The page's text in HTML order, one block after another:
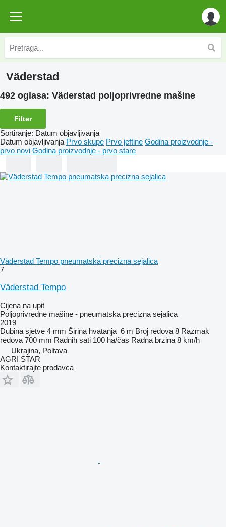
Väderstad
492 oglasa: Väderstad poljoprivredne mašine
Filter
Sortiranje: Datum objavljivanja
Datum objavljivanja Prvo skupe Prvo jeftine Godina proizvodnje -
prvo novi Godina proizvodnje - prvo stare
Väderstad Tempo pneumatska precizna sejalica
7
Väderstad Tempo
Cijena na upit
Poljoprivredne mašine - pneumatska precizna sejalica
2019
Dubina sjetve 4 mm Širina hvatanja 6 m Broj redova 8 Razmak
redova 700 mm Radnih sati 100 ha/čas Radna brzina 8 km/h
Ukrajina, Poltava
AGRI STAR
Kontaktirajte prodavca